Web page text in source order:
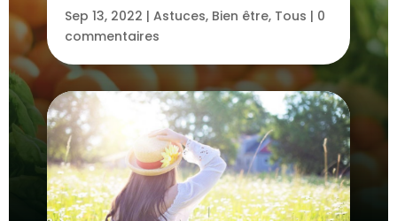
Sep 13, 2022 | Astuces, Bien être, Tous | 0
commentaires